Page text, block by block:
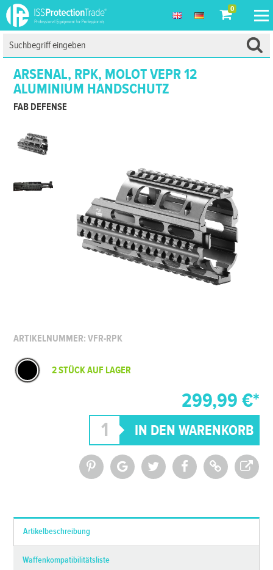
0
ARSENAL, RPK, MOLOT VEPR 12
ALUMINIUM HANDSCHUTZ
FAB DEFENSE
ARTIKELNUMMER: VFR-RPK
2 STÜCK AUF LAGER
299,99 €*
Artikelbeschreibung
Waffenkompatibilitätsliste